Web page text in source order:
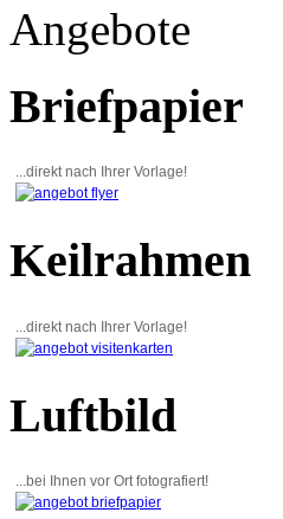
Angebote
Briefpapier
...direkt nach Ihrer Vorlage!
Keilrahmen
...direkt nach Ihrer Vorlage!
Luftbild
...bei Ihnen vor Ort fotografiert!